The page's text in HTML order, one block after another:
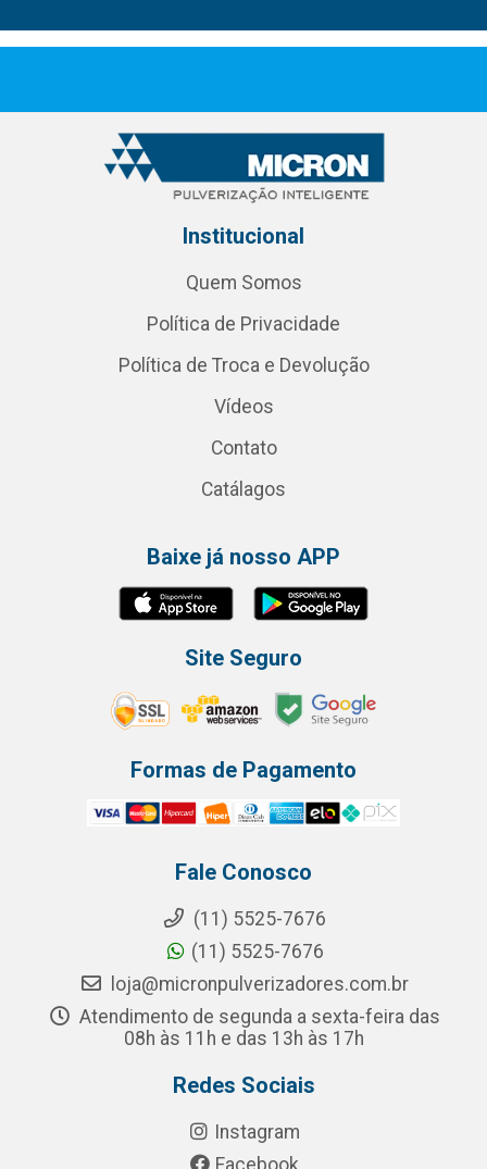
Institucional
Quem Somos
Política de Privacidade
Política de Troca e Devolução
Vídeos
Contato
Catálagos
Baixe já nosso APP
Site Seguro
Formas de Pagamento
Fale Conosco
(11) 5525-7676
(11) 5525-7676
loja@micronpulverizadores.com.br
Atendimento de segunda a sexta-feira das
08h às 11h e das 13h às 17h
Redes Sociais
Instagram
Facebook